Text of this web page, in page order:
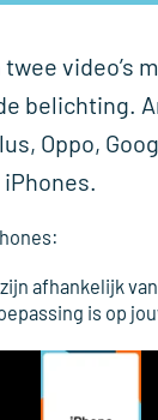
video’s
belichting.
Oppo,
afhankelijk
is op